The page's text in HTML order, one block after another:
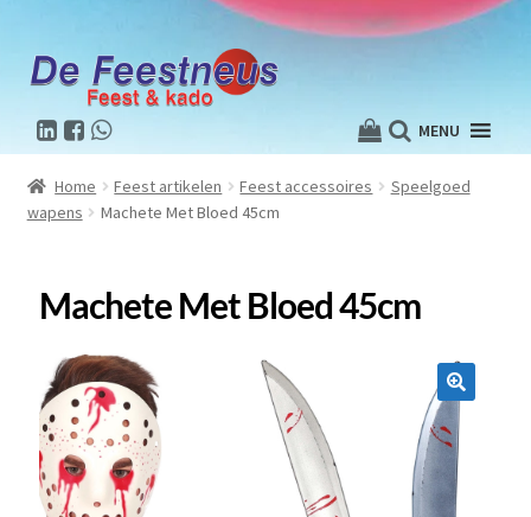
MENU
Home Feest artikelen Feest accessoires
Speelgoed
wapens
Machete Met Bloed 45cm
Machete Met Bloed 45cm
🔍